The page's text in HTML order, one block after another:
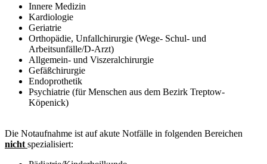
Innere Medizin
Kardiologie
Geriatrie
Orthopädie, Unfallchirurgie (Wege- Schul- und
Arbeitsunfälle/D-Arzt)
Allgemein- und Viszeralchirurgie
Gefäßchirurgie
Endoprothetik
Psychiatrie (für Menschen aus dem Bezirk Treptow-
Köpenick)
Die Notaufnahme ist auf akute Notfälle in folgenden Bereichen
nicht spezialisiert: